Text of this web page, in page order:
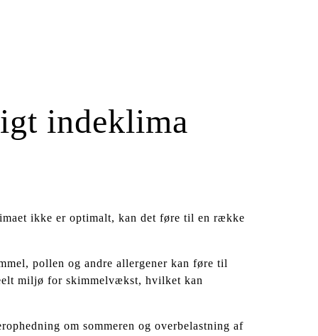
indeklima
ikke er optimalt, kan det føre til en række
pollen og andre allergener kan føre til
miljø for skimmelvækst, hvilket kan
om sommeren og overbelastning af